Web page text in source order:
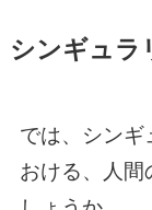
シンギュラ
では、シンギ
おける、人間